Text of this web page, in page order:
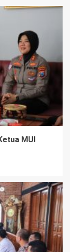
MUI